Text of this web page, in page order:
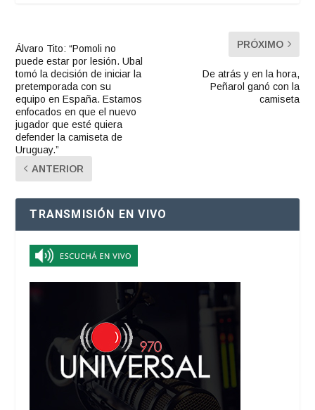
Álvaro Tito: “Pomoli no
puede estar por lesión. Ubal
tomó la decisión de iniciar la
pretemporada con su
equipo en España. Estamos
enfocados en que el nuevo
jugador que esté quiera
defender la camiseta de
Uruguay.”
ANTERIOR
PRÓXIMO
De atrás y en la hora,
Peñarol ganó con la
camiseta
TRANSMISIÓN EN VIVO